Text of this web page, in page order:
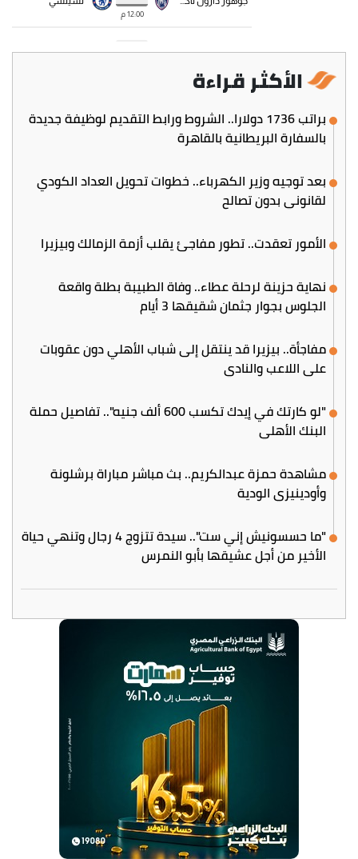
الأكثر قراءة
براتب 1736 دولارا.. الشروط ورابط التقديم لوظيفة جديدة
بالسفارة البريطانية بالقاهرة
بعد توجيه وزير الكهرباء.. خطوات تحويل العداد الكودي
لقانوني بدون تصالح
الأمور تعقدت.. تطور مفاجئ يقلب أزمة الزمالك وبيزيرا
نهاية حزينة لرحلة عطاء.. وفاة الطبيبة بطلة واقعة
الجلوس بجوار جثمان شقيقها 3 أيام
مفاجأة.. بيزيرا قد ينتقل إلى شباب الأهلي دون عقوبات
على اللاعب والنادي
"لو كارتك في إيدك تكسب 600 ألف جنيه".. تفاصيل حملة
البنك الأهلي
مشاهدة حمزة عبدالكريم.. بث مباشر مباراة برشلونة
وأودينيزي الودية
"ما حسسونيش إني ست".. سيدة تتزوج 4 رجال وتنهي حياة
الأخير من أجل عشيقها بأبو النمرس